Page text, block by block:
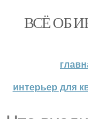
ВСЁ ОБ
интерьер для